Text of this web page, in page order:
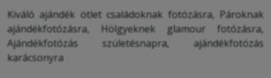
Kiváló ajándék ötlet családoknak fotózásra, Pároknak
ajándékfotózásra, Hölgyeknek glamour fotózásra,
Ajándékfotózás születésnapra, ajándékfotózás
karácsonyra